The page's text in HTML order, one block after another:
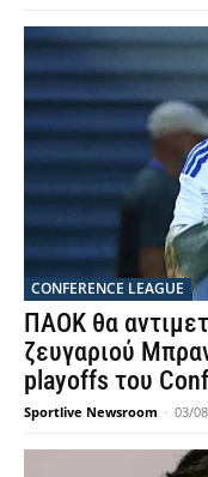
CONFERENCE LEAGUE
ΠΑΟΚ θα
ζευγαριού
playoffs του
Sportlive Newsroom - 03/